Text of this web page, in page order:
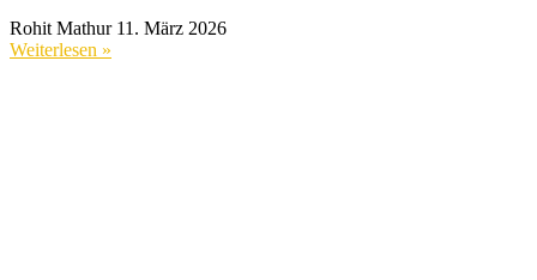
Rohit Mathur 11. März 2026
Weiterlesen »